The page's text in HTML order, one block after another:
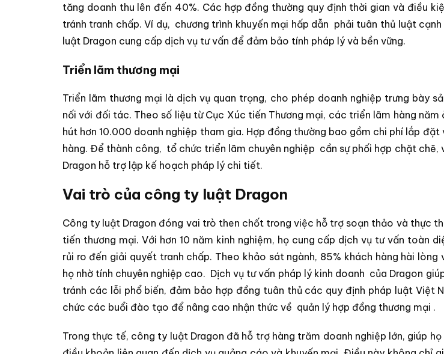
tăng doanh thu lên đến 40%. Các hợp đồng thường quy định thời gian và điều
tránh tranh chấp. Ví dụ, chương trình khuyến mại hấp dẫn phải tuân thủ luật
luật Dragon cung cấp dịch vụ tư vấn để đảm bảo tính pháp lý và bền vững.
Triển lãm thương mại
Triển lãm thương mại là dịch vụ quan trọng, cho phép doanh nghiệp trưng bày
nối với đối tác. Theo số liệu từ Cục Xúc tiến Thương mại, các triển lãm hàng năm
hút hơn 10.000 doanh nghiệp tham gia. Hợp đồng thường bao gồm chi phí lắp đặt
hàng. Để thành công, tổ chức triển lãm chuyên nghiệp cần sự phối hợp chặt chẽ,
Dragon hỗ trợ lập kế hoạch pháp lý chi tiết.
Vai trò của công ty luật Dragon
Công ty luật Dragon đóng vai trò then chốt trong việc hỗ trợ soạn thảo và thực
tiến thương mại. Với hơn 10 năm kinh nghiệm, họ cung cấp dịch vụ tư vấn toàn
rủi ro đến giải quyết tranh chấp. Theo khảo sát ngành, 85% khách hàng hài lòng
họ nhờ tính chuyên nghiệp cao. Dịch vụ tư vấn pháp lý kinh doanh của Dragon
tránh các lỗi phổ biến, đảm bảo hợp đồng tuân thủ các quy định pháp luật Việt
chức các buổi đào tạo để nâng cao nhận thức về quản lý hợp đồng thương mại .
Trong thực tế, công ty luật Dragon đã hỗ trợ hàng trăm doanh nghiệp lớn, giúp